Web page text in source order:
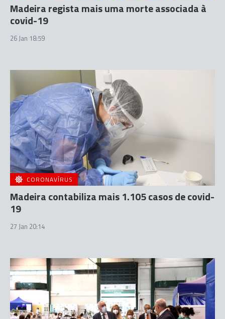
Madeira regista mais uma morte associada à
covid-19
26 Jan 18:59
CORONAVÍRUS
Madeira contabiliza mais 1.105 casos de covid-
19
27 Jan 20:14